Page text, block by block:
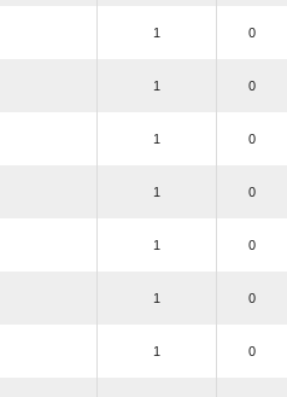
1 0
1 0
1 0
1 0
1 0
1 0
1 0